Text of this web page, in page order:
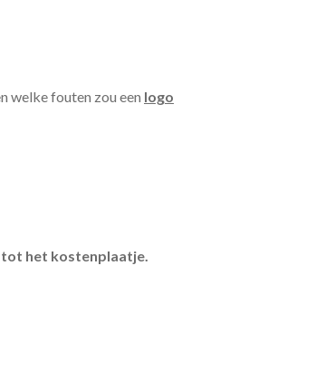
welke fouten zou een logo
tot het kostenplaatje.